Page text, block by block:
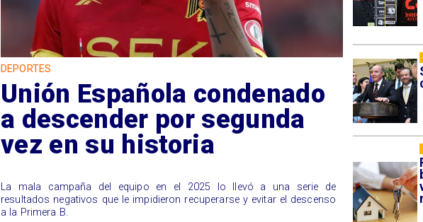
DEPORTES
Unión Española condenado
a descender por segunda
vez en su historia
La mala campaña del equipo en el 2025 lo llevó a una serie de
resultados negativos que le impidieron recuperarse y evitar el descenso
a la Primera B.